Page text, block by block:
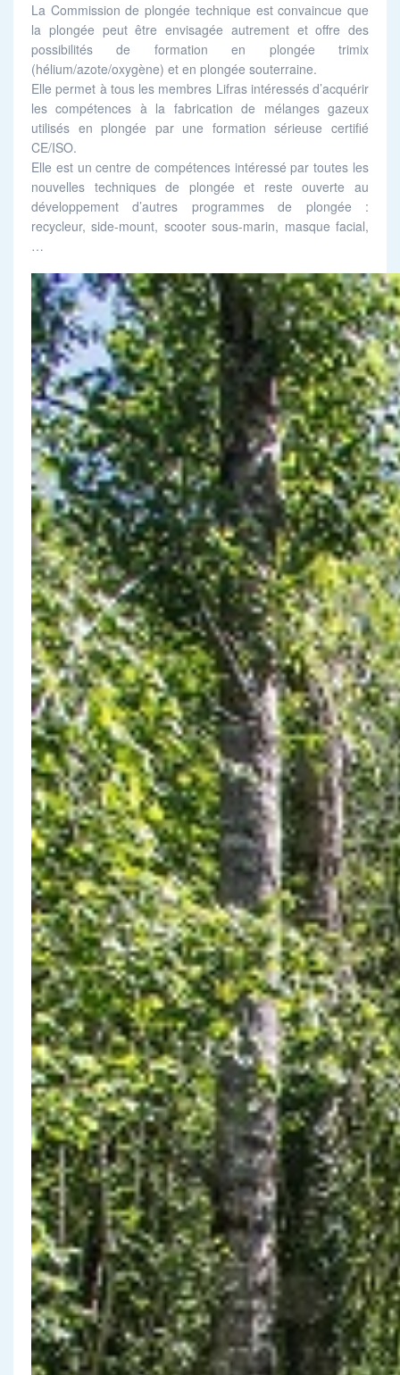
La Commission de plongée technique est convaincue que
la plongée peut être envisagée autrement et offre des
possibilités de formation en plongée trimix
(hélium/azote/oxygène) et en plongée souterraine.
Elle permet à tous les membres Lifras intéressés d’acquérir
les compétences à la fabrication de mélanges gazeux
utilisés en plongée par une formation sérieuse certifié
CE/ISO.
Elle est un centre de compétences intéressé par toutes les
nouvelles techniques de plongée et reste ouverte au
développement d’autres programmes de plongée :
recycleur, side-mount, scooter sous-marin, masque facial,
…